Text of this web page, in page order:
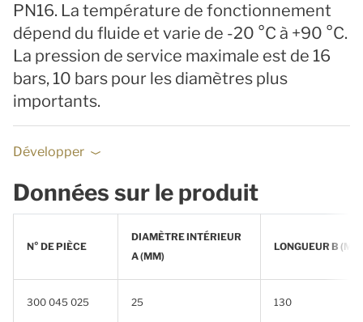
PN16. La température de fonctionnement
dépend du fluide et varie de -20 °C à +90 °C.
La pression de service maximale est de 16
bars, 10 bars pour les diamètres plus
importants.
Développer
Données sur le produit
N° DE PIÈCE
DIAMÈTRE INTÉRIEUR
A (MM)
LONGUEUR B
300 045 025 25 130